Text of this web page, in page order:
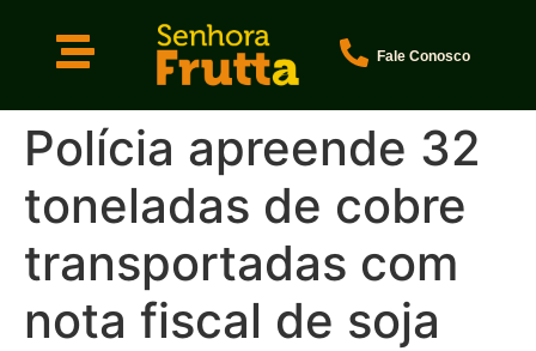
Fale Conosco
Polícia apreende 32
toneladas de cobre
transportadas com
nota fiscal de soja